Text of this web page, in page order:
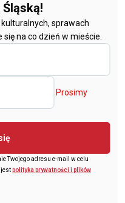
sprawach
na co dzień w mieście.
Prosimy
Twojego adresu e-mail w celu
jestpolityka prywatności i plików